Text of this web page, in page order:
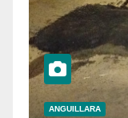
ANGUILLARA